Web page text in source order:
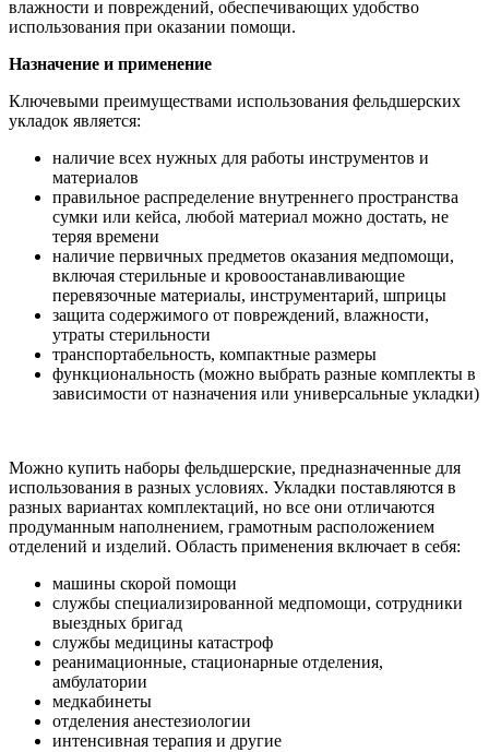
влажности и повреждений, обеспечивающих удобство
использования при оказании помощи.
Назначение и применение
Ключевыми преимуществами использования фельдшерских
укладок является:
наличие всех нужных для работы инструментов и
материалов
правильное распределение внутреннего пространства
сумки или кейса, любой материал можно достать, не
теряя времени
наличие первичных предметов оказания медпомощи,
включая стерильные и кровоостанавливающие
перевязочные материалы, инструментарий, шприцы
защита содержимого от повреждений, влажности,
утраты стерильности
транспортабельность, компактные размеры
функциональность (можно выбрать разные комплекты в
зависимости от назначения или универсальные укладки)
Можно купить наборы фельдшерские, предназначенные для
использования в разных условиях. Укладки поставляются в
разных вариантах комплектаций, но все они отличаются
продуманным наполнением, грамотным расположением
отделений и изделий. Область применения включает в себя:
машины скорой помощи
службы специализированной медпомощи, сотрудники
выездных бригад
службы медицины катастроф
реанимационные, стационарные отделения,
амбулатории
медкабинеты
отделения анестезиологии
интенсивная терапия и другие